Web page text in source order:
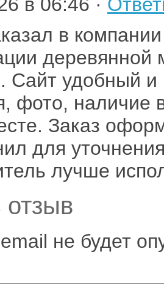
в
деревянной
Сайт удобный
фото, наличие
Заказ
для
лучше
отзыв
не будет